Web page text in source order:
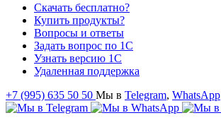
Скачать бесплатно?
Купить продукты?
Вопросы и ответы
Задать вопрос по 1С
Узнать версию 1С
Удаленная поддержка
+7 (995) 635 50 50 Мы в Telegram, WhatsApp